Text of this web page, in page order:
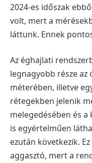
2024-es időszak
volt, mert a
láttunk. Ennek
Az éghajlati
legnagyobb része az
méterében, illetve
rétegekben jelenik
melegedésében és
is egyértelműen
ezután következik.
aggasztó, mert a